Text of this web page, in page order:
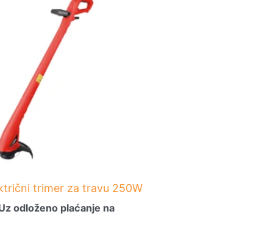
trimer za travu 250W
odloženo plaćanje na